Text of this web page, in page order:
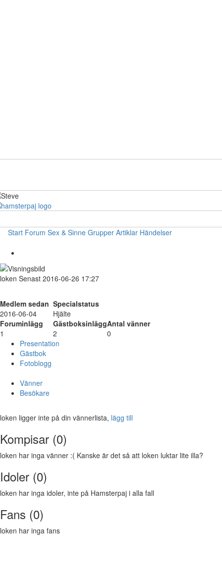
Start Forum Sex & Sinne Grupper Artiklar Händelser
loken Senast 2016-06-26 17:27
Medlem sedan Specialstatus
2016-06-04
Hjälte
Foruminlägg
GästboksinläggAntal vänner
1
2
0
Presentation
Gästbok
Fotoblogg
Vänner
Besökare
loken ligger inte på din vännerlista, lägg till
Kompisar (0)
loken har inga vänner :( Kanske är det så att loken luktar lite illa?
Idoler (0)
loken har inga idoler, inte på Hamsterpaj i alla fall
Fans (0)
loken har inga fans